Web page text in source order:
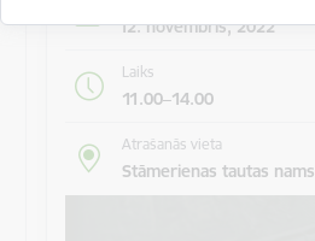
12. novembris, 2022
Laiks
11.00–14.00
Atrašanās vieta
Stāmerienas tautas nams